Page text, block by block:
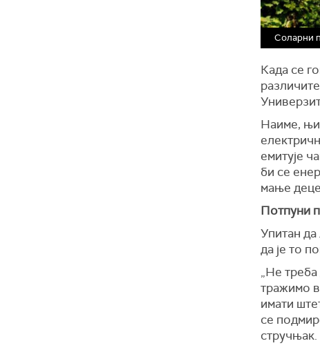
Соларни
Када се
Наиме,
емитује
би се
мање
Потпуни
Упитан да
да је то
„Не
тражимо
имати
се
стручњак.